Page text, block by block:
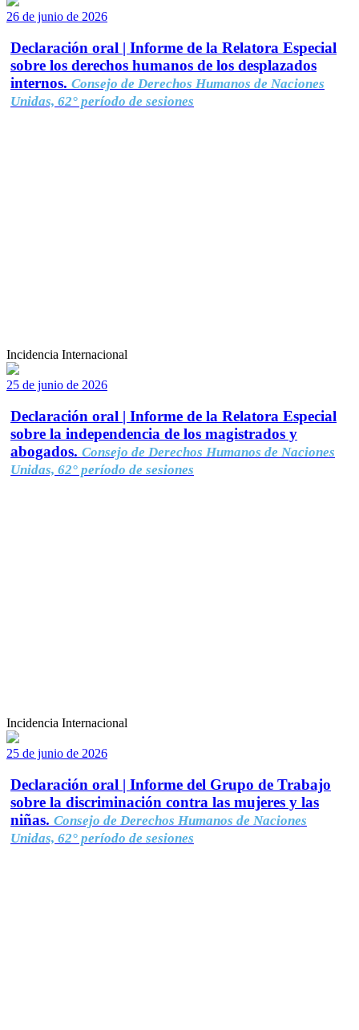
26 de junio de 2026
Declaración oral | Informe de la Relatora Especial
sobre los derechos humanos de los desplazados
internos. Consejo de Derechos Humanos de Naciones
Unidas, 62° período de sesiones
Incidencia Internacional
25 de junio de 2026
Declaración oral | Informe de la Relatora Especial
sobre la independencia de los magistrados y
abogados. Consejo de Derechos Humanos de Naciones
Unidas, 62° período de sesiones
Incidencia Internacional
25 de junio de 2026
Declaración oral | Informe del Grupo de Trabajo
sobre la discriminación contra las mujeres y las
niñas. Consejo de Derechos Humanos de Naciones
Unidas, 62° período de sesiones